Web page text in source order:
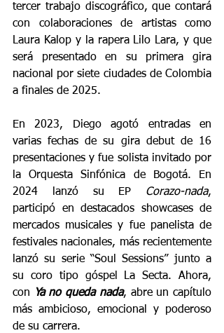
tercer trabajo discográfico, que contará
con colaboraciones de artistas como
Laura Kalop y la rapera Lilo Lara, y que
será presentado en su primera gira
nacional por siete ciudades de Colombia
a finales de 2025.
En 2023, Diego agotó entradas en
varias fechas de su gira debut de 16
presentaciones y fue solista invitado por
la Orquesta Sinfónica de Bogotá. En
2024 lanzó su EP Corazo-nada,
participó en destacados showcases de
mercados musicales y fue panelista de
festivales nacionales, más recientemente
lanzó su serie “Soul Sessions” junto a
su coro tipo góspel La Secta. Ahora,
con
Ya no queda nada, abre un capítulo
más ambicioso, emocional y poderoso
de su carrera.